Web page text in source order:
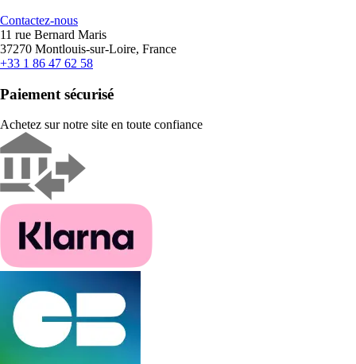
Contactez-nous
11 rue Bernard Maris
37270 Montlouis-sur-Loire, France
+33 1 86 47 62 58
Paiement sécurisé
Achetez sur notre site en toute confiance